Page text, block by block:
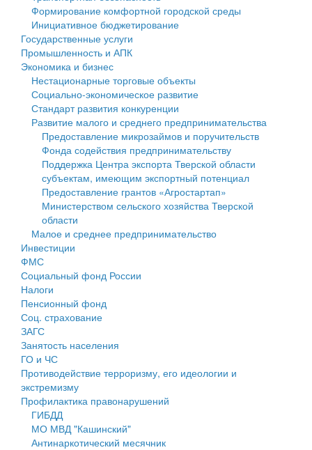
Государственные услуги
Промышленность и АПК
Экономика и бизнес
Символика
Устав
Гостям округа
Туризм
Культура
Образование
Здравоохранение
Социальная защита
Фотоальбом
муниципального округа Тверской области
Администрация Кашинского муниципального округа
Тверской области
Управление сельскими территориями
Открытые данные
Работа с обращениями граждан
Муниципальный контроль
Муниципальные услуги
Проекты административных регламентов
Антимонопольный комплаенс
Противодействие коррупции
Финансовое управление
Бюджет для граждан
Имущество
Выявление правообладателей ранее учтенных
объектов недвижимости
Имущественная поддержка субъектов малого и
среднего предпринимательства
Информационная поддержка субъектов малого и
среднего предпринимательства
Муниципальные программы
Контрольно-счетная палата
Персональные данные
Оценка регулирующего воздействия
Деятельность МУ
Нормативы градостроительного проектирования
Правила землепользования и застройки
Формирование комфортной городской среды
Инициативное бюджетирование
Государственные услуги
Промышленность и АПК
Экономика и бизнес
Нестационарные торговые объекты
Социально-экономическое развитие
Стандарт развития конкуренции
Развитие малого и среднего предпринимательства
Предоставление микрозаймов и поручительств
Фонда содействия предпринимательству
Поддержка Центра экспорта Тверской области
субъектам, имеющим экспортный потенциал
Предоставление грантов «Агростартап»
Министерством сельского хозяйства Тверской
области
Малое и среднее предпринимательство
Инвестиции
ФМС
Социальный фонд России
Налоги
Пенсионный фонд
Соц. страхование
ЗАГС
Занятость населения
ГО и ЧС
Противодействие терроризму, его идеологии и
экстремизму
Профилактика правонарушений
ГИБДД
МО МВД "Кашинский"
Антинаркотический месячник